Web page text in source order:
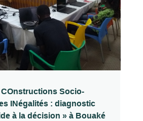
Socio-
INégalités : diagnostic
à la décision » à Bouaké